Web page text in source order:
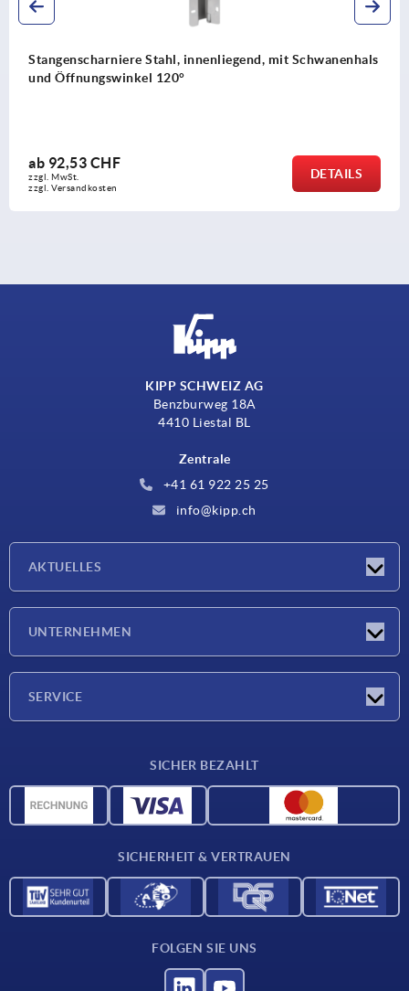
Stangenscharniere Stahl, innenliegend, mit Schwanenhals
und Öffnungswinkel 120°
ab92,53 CHF
zzgl. MwSt.
zzgl. Versandkosten
DETAILS
KIPP SCHWEIZ AG
Benzburweg 18A
4410 Liestal BL
Zentrale
+41 61 922 25 25
info@kipp.ch
AKTUELLES
UNTERNEHMEN
SERVICE
CAD-Daten
SICHER BEZAHLT
SICHERHEIT & VERTRAUEN
FOLGEN SIE UNS